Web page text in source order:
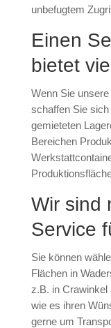
unbefugtem
Einen
bietet
Wenn Sie
schaffen Sie
gemieteten
Bereichen
Wir sind
Service
Sie können
Flächen in
z.B. in
wie es ihren
gerne um